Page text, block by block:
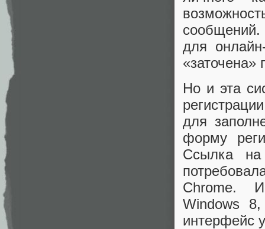
для
«заточена»
Но и эта
для
форму
Ссылка на
Chrome.
Windows
интерфейс